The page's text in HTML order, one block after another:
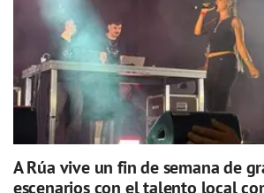
A Rúa vive un fin de semana de
escenarios con el talento local